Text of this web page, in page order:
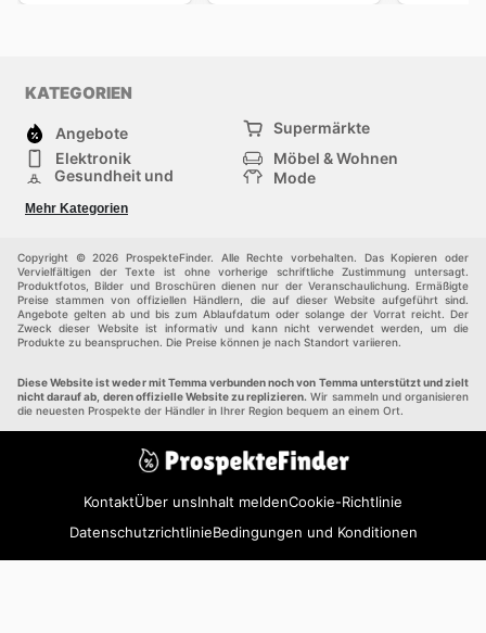
KATEGORIEN
Angebote
Supermärkte
Elektronik
Möbel & Wohnen
Gesundheit und
Mode
Sportartikel und
Sportbekleidung
Einkaufzentren
Andere
Mehr Kategorien
Copyright © 2026 ProspekteFinder. Alle Rechte vorbehalten. Das Kopieren oder
Vervielfältigen der Texte ist ohne vorherige schriftliche Zustimmung untersagt.
Produktfotos, Bilder und Broschüren dienen nur der Veranschaulichung. Ermäßigte
Preise stammen von offiziellen Händlern, die auf dieser Website aufgeführt sind.
Angebote gelten ab und bis zum Ablaufdatum oder solange der Vorrat reicht. Der
Zweck dieser Website ist informativ und kann nicht verwendet werden, um die
Produkte zu beanspruchen. Die Preise können je nach Standort variieren.
Diese Website ist weder mit Temma verbunden noch von Temma unterstützt und zielt
nicht darauf ab, deren offizielle Website zu replizieren. Wir sammeln und organisieren
die neuesten Prospekte der Händler in Ihrer Region bequem an einem Ort.
KontaktÜber unsInhalt meldenCookie-Richtlinie
DatenschutzrichtlinieBedingungen und Konditionen